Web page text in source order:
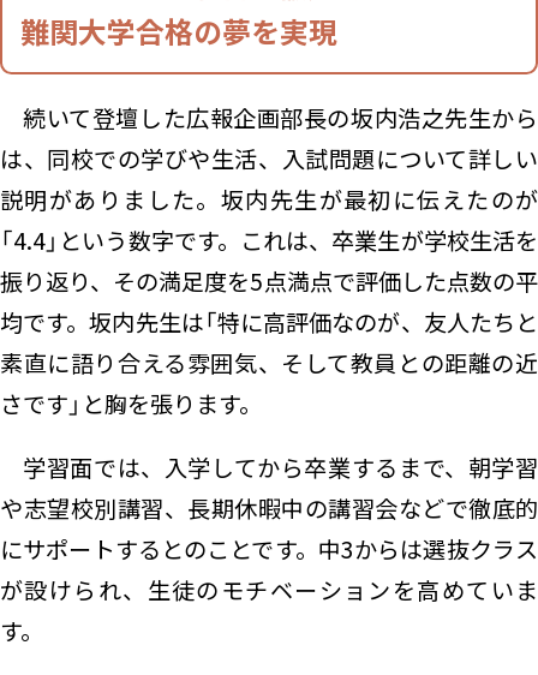
難関大学合格の夢を実現
続いて登壇した広報企画部長の坂内浩之先生から
は、同校での学びや生活、入試問題について詳しい
説明がありました。坂内先生が最初に伝えたのが
「4.4」という数字です。これは、卒業生が学校生活を
振り返り、その満足度を5点満点で評価した点数の平
均です。坂内先生は「特に高評価なのが、友人たちと
素直に語り合える雰囲気、そして教員との距離の近
さです」と胸を張ります。
学習面では、入学してから卒業するまで、朝学習
や志望校別講習、長期休暇中の講習会などで徹底的
にサポートするとのことです。中3からは選抜クラス
が設けられ、生徒のモチベーションを高めていま
す。